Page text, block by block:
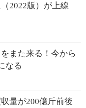
2022版）が上線
また来る！今から
なる
量が200億斤前後